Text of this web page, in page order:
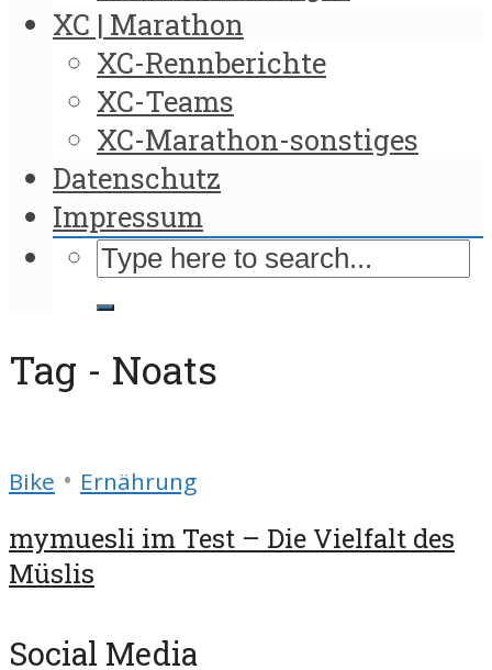
XC | Marathon
XC-Rennberichte
XC-Teams
XC-Marathon-sonstiges
Datenschutz
Impressum
Tag - Noats
Bike • Ernährung
mymuesli im Test – Die Vielfalt des
Müslis
Social Media